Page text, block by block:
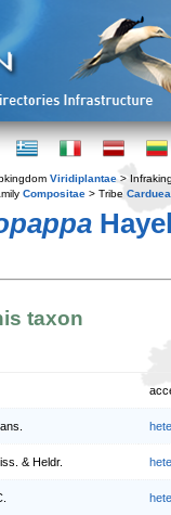
Viridiplantae >
Compositae > Tribe
taxon
& Heldr.